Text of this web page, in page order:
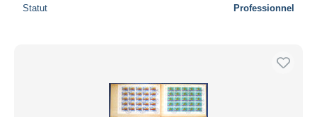
Statut Professionnel